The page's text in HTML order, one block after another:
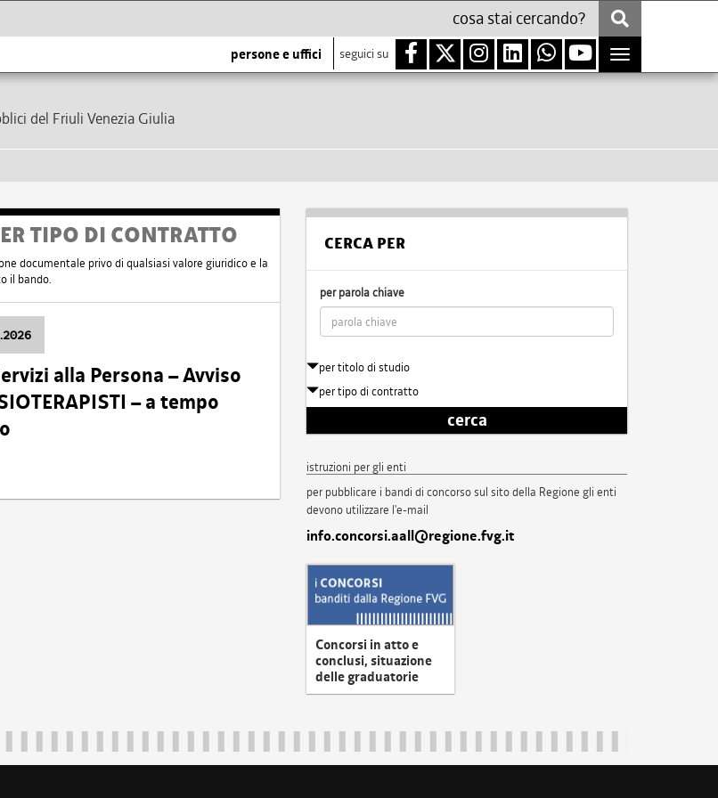
persone e uffici seguici su
Toggle
navigation
del Friuli Venezia Giulia
TIPO DI CONTRATTO
documentale privo di qualsiasi valore giuridico e la
il bando.
alla Persona – Avviso
– a tempo
CERCA PER
per parola chiave
per titolo di studio
per tipo di contratto
cerca
istruzioni per gli enti
per pubblicare i bandi di concorso sul sito della Regione gli enti
devono utilizzare l'e-mail
info.concorsi.aall@regione.fvg.it
Concorsi in atto e
conclusi, situazione
delle graduatorie